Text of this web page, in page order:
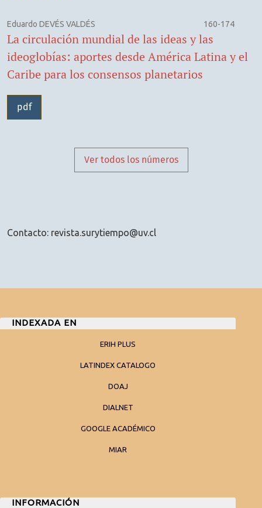
Eduardo DEVÉS VALDÉS 160-174
La circulación mundial de las ideas y las
ideoglobías: aportes desde América Latina y el
Caribe para los consensos planetarios
pdf
Ver todos los números
Contacto: revista.surytiempo@uv.cl
INDEXADA EN
ERIH PLUS
LATINDEX CATALOGO
DOAJ
DIALNET
GOOGLE ACADÉMICO
MIAR
INFORMACIÓN